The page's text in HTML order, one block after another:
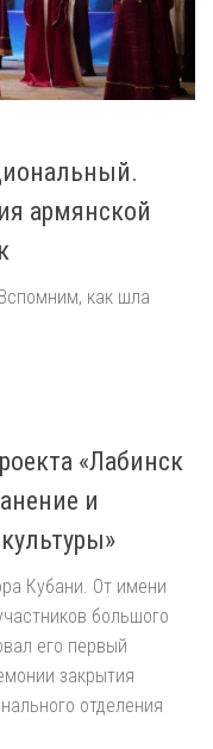
армянской
как шла
«Лабинск
и
Кубани. От имени
большого
его первый
закрытия
отделения